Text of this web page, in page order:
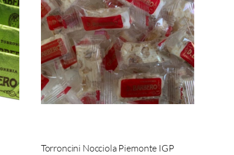
Torroncini Nocciola Piemonte IGP